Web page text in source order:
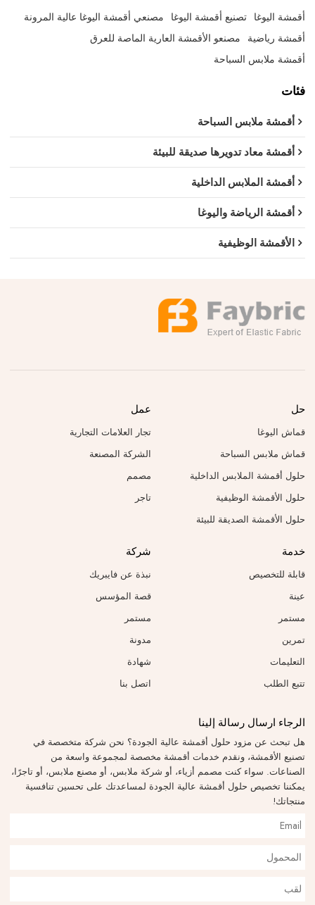
أقمشة اليوغا تصنيع أقمشة اليوغا مصنعي أقمشة اليوغا عالية المرونة
أقمشة رياضية مصنعو الأقمشة العارية الماصة للعرق
أقمشة ملابس السباحة
فئات
أقمشة ملابس السباحة
أقمشة معاد تدويرها صديقة للبيئة
أقمشة الملابس الداخلية
أقمشة الرياضة واليوغا
الأقمشة الوظيفية
حل
قماش اليوغا
قماش ملابس السباحة
حلول أقمشة الملابس الداخلية
حلول الأقمشة الوظيفية
حلول الأقمشة الصديقة للبيئة
عمل
تجار العلامات التجارية
الشركة المصنعة
مصمم
تاجر
خدمة
قابلة للتخصيص
عينة
مستمر
تمرين
التعليمات
تتبع الطلب
شركة
نبذة عن فايبريك
قصة المؤسس
مستمر
مدونة
شهادة
اتصل بنا
الرجاء ارسال رسالة إلينا
هل تبحث عن مزود حلول أقمشة عالية الجودة؟ نحن شركة متخصصة في
تصنيع الأقمشة، ونقدم خدمات أقمشة مخصصة لمجموعة واسعة من
الصناعات. سواء كنت مصمم أزياء، أو شركة ملابس، أو مصنع ملابس، أو تاجرًا،
يمكننا تخصيص حلول أقمشة عالية الجودة لمساعدتك على تحسين تنافسية
منتجاتك!